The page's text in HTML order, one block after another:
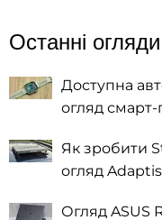
Останні огляди
Доступна
огляд
Як зробити
огляд
Огляд ASUS